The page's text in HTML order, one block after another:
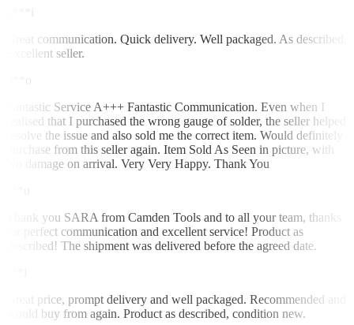
Great communication. Quick delivery. Well packaged. As described.
Excellent seller.
Fantastic Service A+++ Fantastic Communication. Even when I
realised that I purchased the wrong gauge of solder, the seller helped
resolve the issue and also sold me the correct item. Would definitely
purchase from this seller again. Item Sold As Seen in picture, with
No damage on arrival. Very Very Happy. Thank You
Thank you SARA from Camden Tools and to all your team, thanks
for perfect communication and excellent service! Product as
described! The shipment was delivered before the agreed date.
Great price, prompt delivery and well packaged. Recommended and
would buy from again. Product as described, condition new.